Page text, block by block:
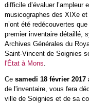
difficile d’évaluer
musicographes des XIXe
n’ont été redécouvertes
premier inventaire détaillé,
Archives Générales du
Saint-Vincent de Soignies
l'État à Mons
Ce samedi 18 février 2017
de l'inventaire, vous fera
ville de Soignies et de sa